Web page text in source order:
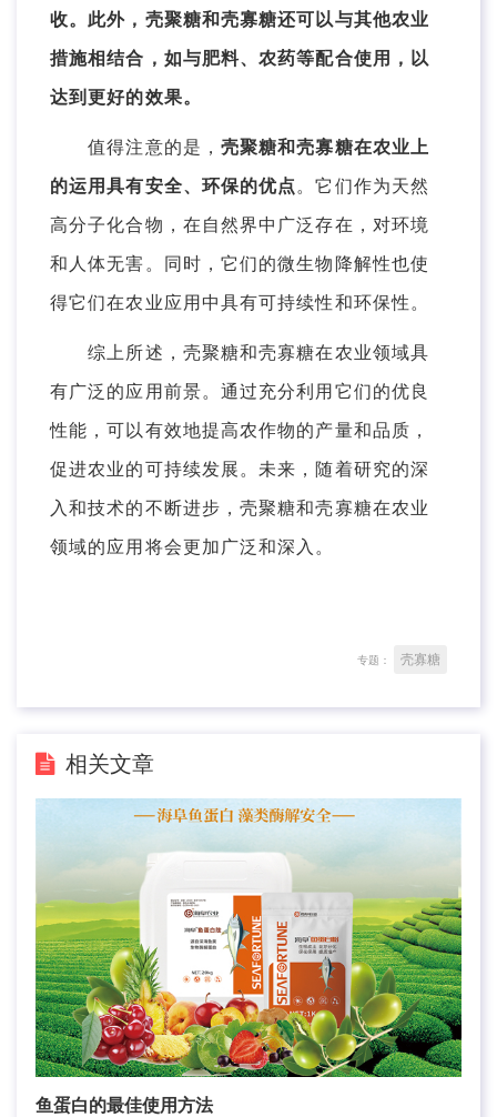
收。此外，壳聚糖和壳寡糖还可以与其他农业
措施相结合，如与肥料、农药等配合使用，以
达到更好的效果。
值得注意的是， 壳聚糖和壳寡糖在农业上
的运用具有安全、环保的优点 。它们作为天然
高分子化合物，在自然界中广泛存在，对环境
和人体无害。同时，它们的微生物降解性也使
得它们在农业应用中具有可持续性和环保性。
综上所述，壳聚糖和壳寡糖在农业领域具
有广泛的应用前景。通过充分利用它们的优良
性能，可以有效地提高农作物的产量和品质，
促进农业的可持续发展。未来，随着研究的深
入和技术的不断进步，壳聚糖和壳寡糖在农业
领域的应用将会更加广泛和深入。
专题： 壳寡糖
相关文章
鱼蛋白的最佳使用方法